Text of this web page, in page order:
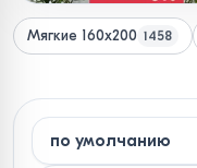
Мягкие 160x200 1458